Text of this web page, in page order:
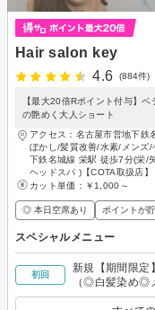
Hair salon key
4.6
(884件)
【最大20倍Rポイント付与】
の艶めく大人ショート
アクセス：名古屋市営地下
ぼかし/髪質改善/水素/メンズ
下鉄名城線 栄駅 徒歩7分(栄/
ヘッドスパ )【COTA取扱店】
カット単価： ￥1,000～
◎ 本日空席あり ポイントが
スペシャルメニュー
初回
新規【期間限定
（◎白髪染め◎